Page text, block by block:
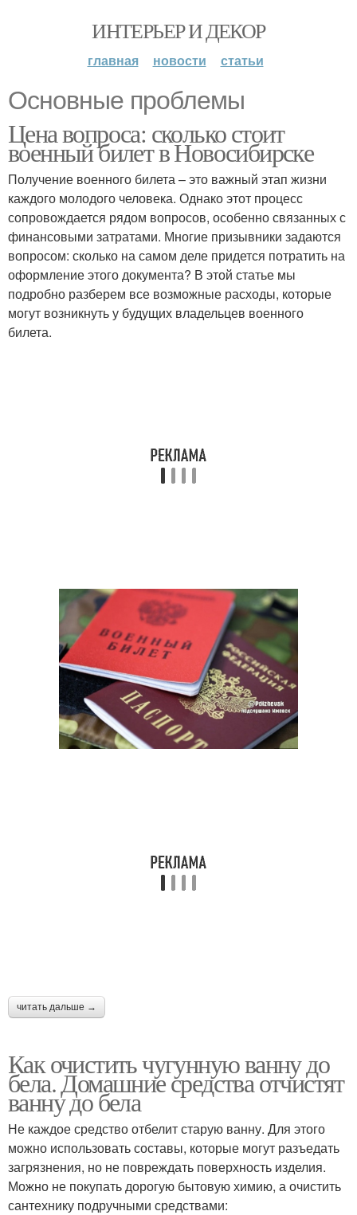
ИНТЕРЬЕР И ДЕКОР
главная новости статьи
Основные проблемы
Цена вопроса: сколько стоит
военный билет в Новосибирске
Получение военного билета – это важный этап жизни
каждого молодого человека. Однако этот процесс
сопровождается рядом вопросов, особенно связанных с
финансовыми затратами. Многие призывники задаются
вопросом: сколько на самом деле придется потратить на
оформление этого документа? В этой статье мы
подробно разберем все возможные расходы, которые
могут возникнуть у будущих владельцев военного
билета.
читать дальше →
Как очистить чугунную ванну до
бела. Домашние средства отчистят
ванну до бела
Не каждое средство отбелит старую ванну. Для этого
можно использовать составы, которые могут разъедать
загрязнения, но не повреждать поверхность изделия.
Можно не покупать дорогую бытовую химию, а очистить
сантехнику подручными средствами: